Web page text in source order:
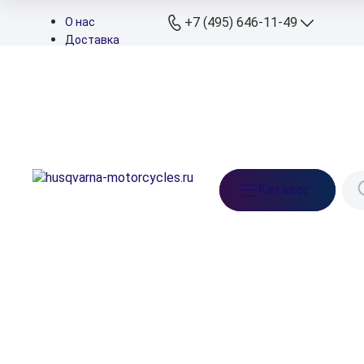
О нас
Доставка
+7 (495) 646-11-49
info@husqvarna-
motorcycles.ru